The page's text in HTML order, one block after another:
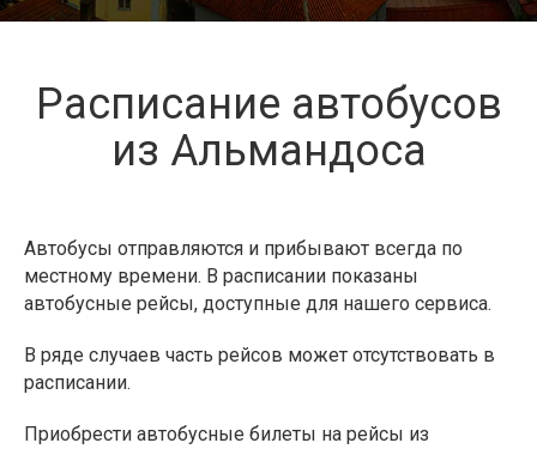
Расписание автобусов
из Альмандоса
Автобусы отправляются и прибывают всегда по
местному времени. В расписании показаны
автобусные рейсы, доступные для нашего сервиса.
В ряде случаев часть рейсов может отсутствовать в
расписании.
Приобрести автобусные билеты на рейсы из